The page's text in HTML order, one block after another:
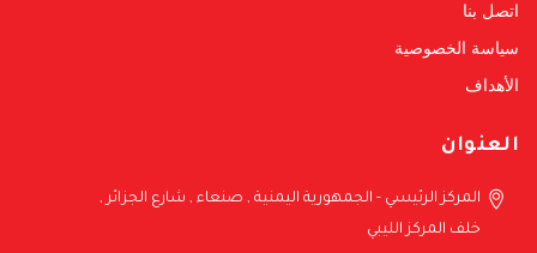
اتصل بنا
سياسة الخصوصية
الأهداف
العنوان
المركز الرئيسي - الجمهورية اليمنية , صنعاء , شارع الجزائر ,
خلف المركز الليبي